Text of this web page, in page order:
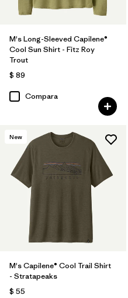
M's Long-Sleeved Capilene®
Cool Sun Shirt - Fitz Roy
Trout
$ 89
Compara
New
M's Capilene® Cool Trail Shirt
- Stratapeaks
$ 55